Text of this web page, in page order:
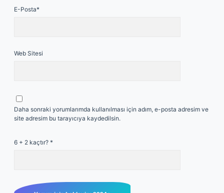
E-Posta*
Web Sitesi
Daha sonraki yorumlarımda kullanılması için adım, e-posta adresim ve
site adresim bu tarayıcıya kaydedilsin.
6 + 2 kaçtır? *